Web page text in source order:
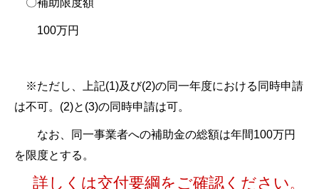
〇補助限度額
100万円
※ただし、上記(1)及び(2)の同一年度における同時申請
は不可。 (2)と(3)の同時申請は可。
なお、同一事業者への補助金の総額は年間100万円
を限度とする。
詳しくは交付要綱をご確認ください。